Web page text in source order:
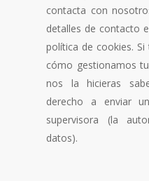
contacta con
detalles de contacto
política de cookies.
cómo gestionamos
nos la hicieras
derecho a enviar
supervisora (la
datos).